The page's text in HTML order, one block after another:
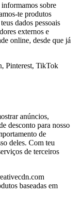
sobre
te produtos
dados pessoais
externos e
online, desde que já
Pinterest, TikTok
anúncios,
desconto para nosso
de
deles. Com teu
de terceiros
baseadas em